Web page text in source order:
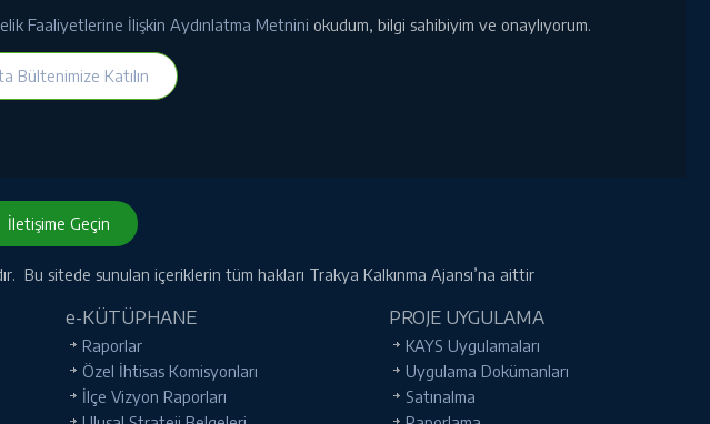
Faaliyetlerine İlişkin Aydınlatma Metnini okudum, bilgi sahibiyim ve onaylıyorum.
Bültenimize Katılın
İletişime Geçin
Bu sitede sunulan içeriklerin tüm hakları Trakya Kalkınma Ajansı’na aittir
e-KÜTÜPHANE
Raporlar
Özel İhtisas Komisyonları
İlçe Vizyon Raporları
PROJE UYGULAMA
KAYS Uygulamaları
Uygulama Dokümanları
Satınalma